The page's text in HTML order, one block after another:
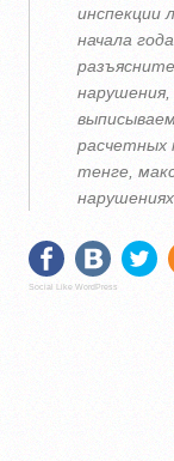
инспекции
начала
расчетных
тенге,
Social Like WordPress